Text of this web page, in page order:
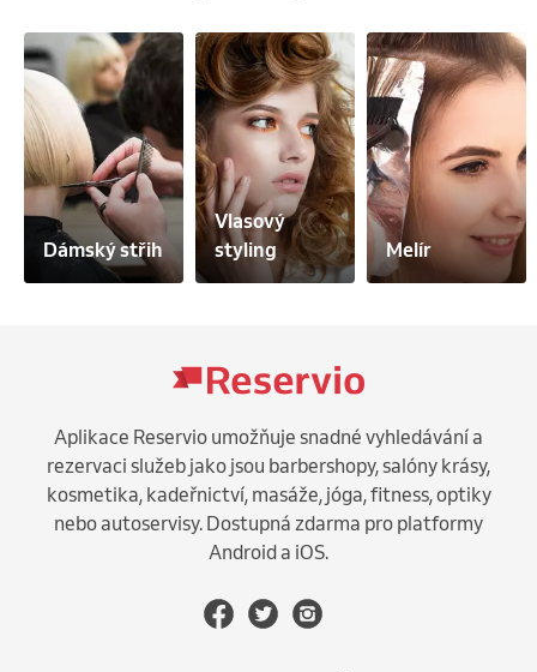
Dámský střih
Vlasový
styling
Melír
Aplikace Reservio umožňuje snadné vyhledávání a
rezervaci služeb jako jsou barbershopy, salóny krásy,
kosmetika, kadeřnictví, masáže, jóga, fitness, optiky
nebo autoservisy. Dostupná zdarma pro platformy
Android a iOS.